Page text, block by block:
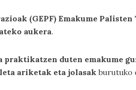
(GEPF) Emakume
aukera.
praktikatzen duten emakume
ariketak eta jolasak burutuko